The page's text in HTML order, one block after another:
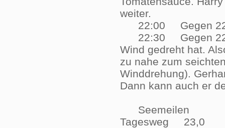
weiter.
22:00 Gegen
22:30 Gegen
Wind gedreht hat.
zu nahe zum
Winddrehung).
Dann kann auch er
Seemeilen
Tagesweg 23,0